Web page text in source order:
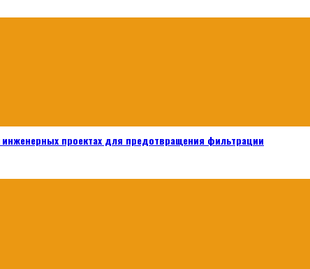
проектах для предотвращения фильтрации